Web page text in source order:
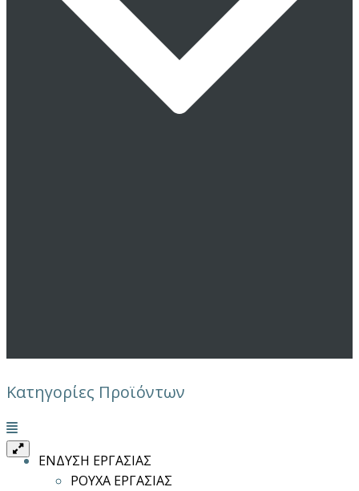
Κατηγορίες Προϊόντων
Μενού
ΕΝΔΥΣΗ ΕΡΓΑΣΙΑΣ
ΡΟΥΧΑ ΕΡΓΑΣΙΑΣ